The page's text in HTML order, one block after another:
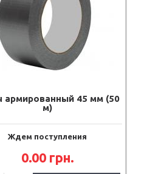
армированный 45 мм (50
м)
Ждем поступления
0.00грн.